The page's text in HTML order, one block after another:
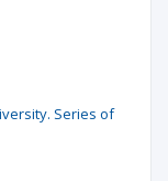
Series of